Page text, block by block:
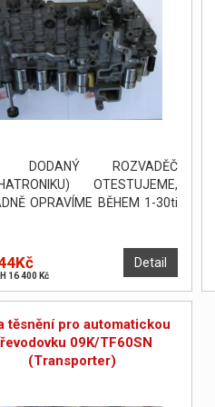
DODANÝ ROZVADĚČ
OTESTUJEME,
OPRAVÍME BĚHEM 1-30ti
Detail
16 400 Kč
těsnění pro automatickou
09K/TF60SN
(Transporter)